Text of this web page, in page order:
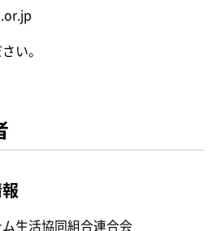
い。
ム生活協同組合連合会